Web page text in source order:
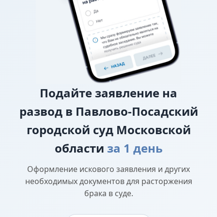
Подайте заявление на
развод в Павлово-Посадский
городской суд Московской
области за 1 день
Оформление искового заявления и других
необходимых документов для расторжения
брака в суде.